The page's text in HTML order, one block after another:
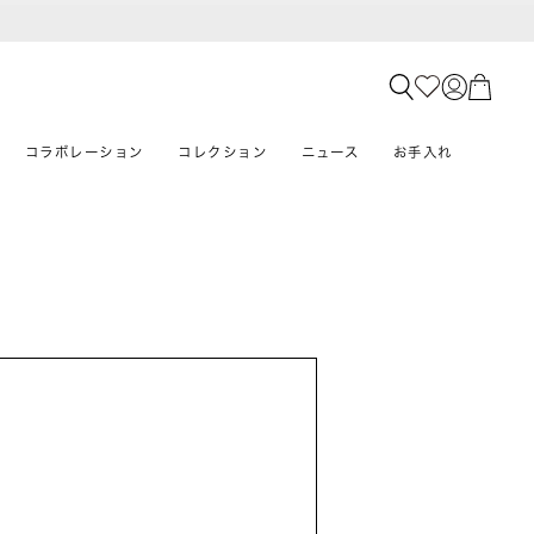
コラボレーション コレクション ニュース お手入れ